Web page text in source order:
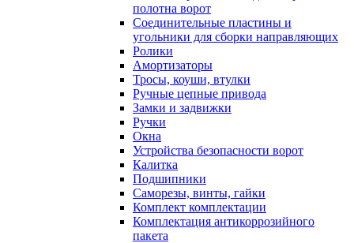
полотна ворот
Соединительные пластины и
угольники для сборки направляющих
Ролики
Амортизаторы
Тросы, коуши, втулки
Ручные цепные привода
Замки и задвижки
Ручки
Окна
Устройства безопасности ворот
Калитка
Подшипники
Саморезы, винты, гайки
Комплект комплектации
Комплектация антикоррозийного
пакета